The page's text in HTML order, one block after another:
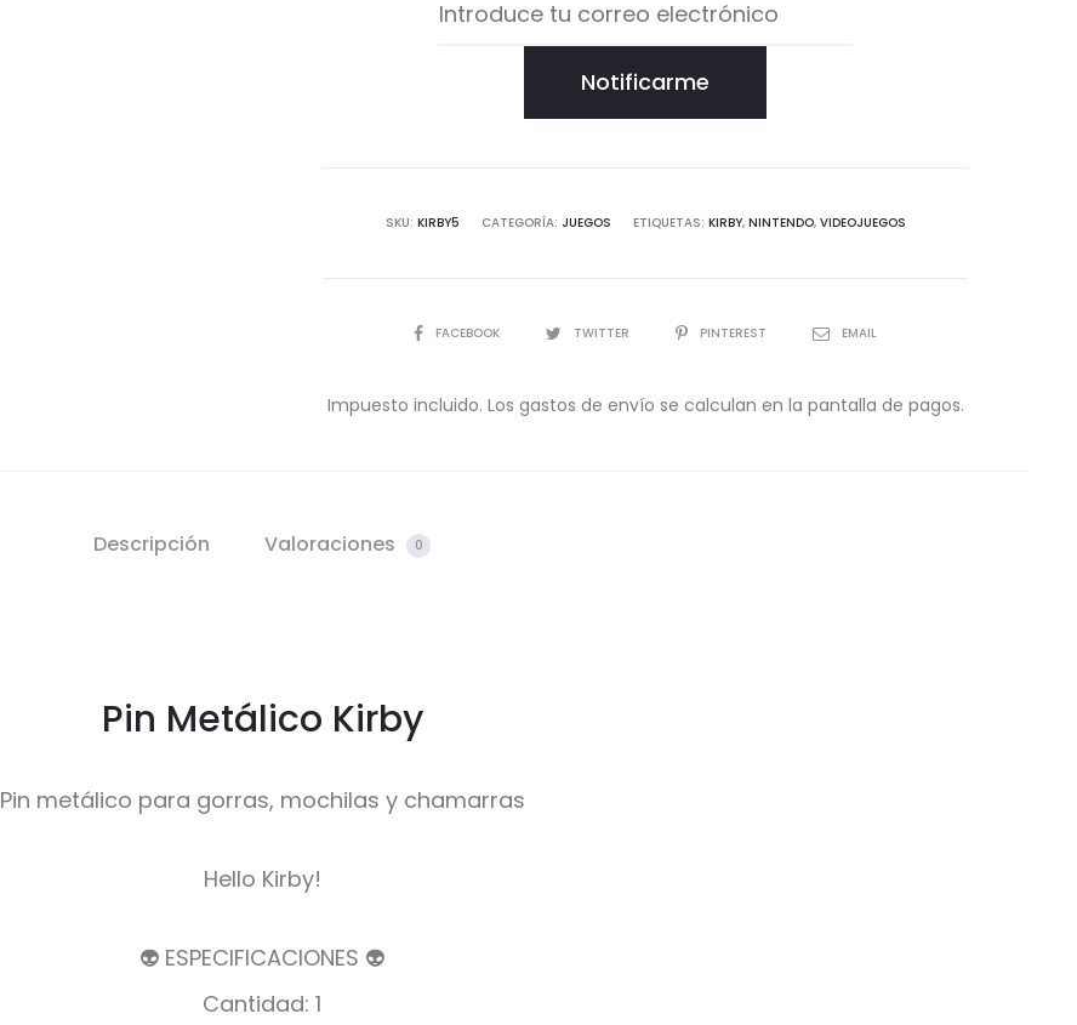
Notificarme
SKU: KIRBY5 CATEGORÍA: JUEGOS ETIQUETAS: KIRBY, NINTENDO, VIDEOJUEGOS
COMPARTIR
FACEBOOK TWITTER PINTEREST EMAIL
Impuesto incluido. Los gastos de envío se calculan en la pantalla de pagos.
Descripción Valoraciones 0
Pin Metálico Kirby
Pin metálico para gorras, mochilas y chamarras
Hello Kirby!
👽 ESPECIFICACIONES 👽
Cantidad: 1